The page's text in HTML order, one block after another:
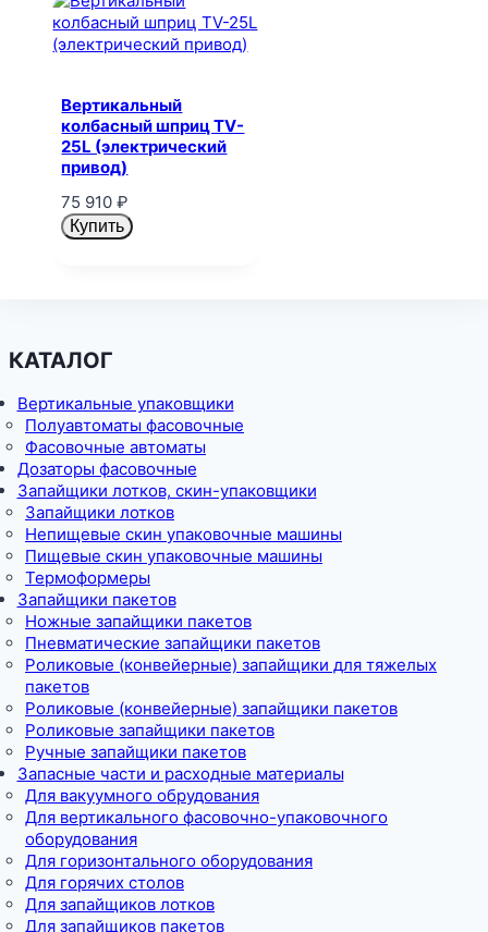
Вертикальный
колбасный шприц TV-
25L (электрический
привод)
75 910₽
Купить
КАТАЛОГ
Вертикальные упаковщики
Полуавтоматы фасовочные
Фасовочные автоматы
Дозаторы фасовочные
Запайщики лотков, скин-упаковщики
Запайщики лотков
Непищевые скин упаковочные машины
Пищевые скин упаковочные машины
Термоформеры
Запайщики пакетов
Ножные запайщики пакетов
Пневматические запайщики пакетов
Роликовые (конвейерные) запайщики для тяжелых
пакетов
Роликовые (конвейерные) запайщики пакетов
Роликовые запайщики пакетов
Ручные запайщики пакетов
Запасные части и расходные материалы
Для вакуумного обрудования
Для вертикального фасовочно-упаковочного
оборудования
Для горизонтального оборудования
Для горячих столов
Для запайщиков лотков
Для запайщиков пакетов